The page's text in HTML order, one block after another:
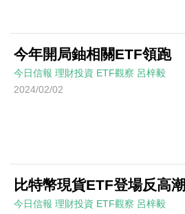
今年開局鈾相關ETF領跑
今日信報 理財投資 ETF觀察 呂梓毅
2024/02/02
比特幣現貨ETF登場反高潮
今日信報 理財投資 ETF觀察 呂梓毅